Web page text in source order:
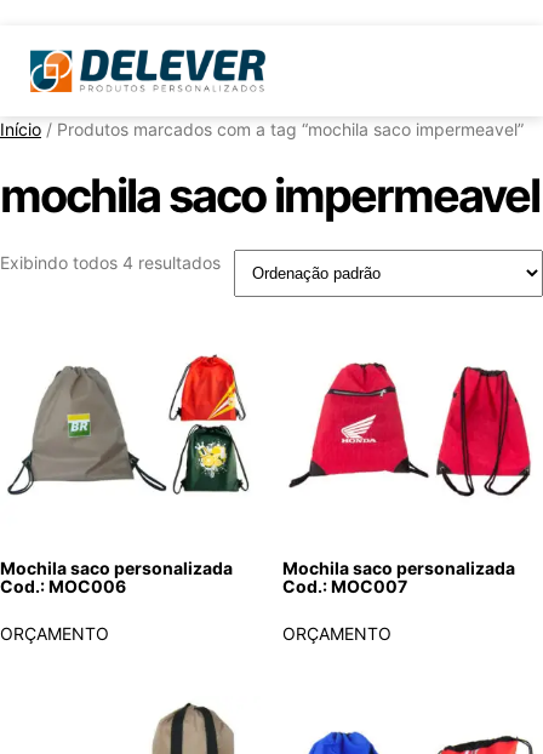
Início / Produtos marcados com a tag “mochila saco impermeavel”
mochila saco impermeavel
Exibindo todos 4 resultados
Mochila saco personalizada
Cod.: MOC006
ORÇAMENTO
Mochila saco personalizada
Cod.: MOC007
ORÇAMENTO